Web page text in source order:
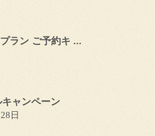
ラン ご予約キ ...
ャンペーン
日